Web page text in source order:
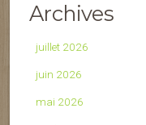
Archives
juillet 2026
juin 2026
mai 2026